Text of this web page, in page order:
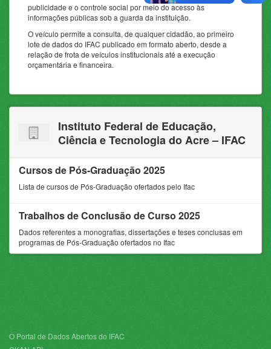
publicidade e o controle social por meio do acesso às
informações públicas sob a guarda da instituição.
O veículo permite a consulta, de qualquer cidadão, ao primeiro
lote de dados do IFAC publicado em formato aberto, desde a
relação de frota de veículos institucionais até a execução
orçamentária e financeira.
Instituto Federal de Educação,
Ciência e Tecnologia do Acre – IFAC
Cursos de Pós-Graduação 2025
Lista de cursos de Pós-Graduação ofertados pelo Ifac
Trabalhos de Conclusão de Curso 2025
Dados referentes a monografias, dissertações e teses conclusas em
programas de Pós-Graduação ofertados no Ifac
O Portal de Dados Abertos do IFAC